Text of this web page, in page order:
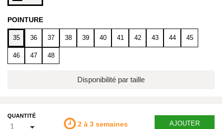
POINTURE
35 36 37 38 39 40 41 42 43 44 45
46 47 48
Disponibilité par taille
QUANTITÉ
2 à 3 semaines AJOUTER